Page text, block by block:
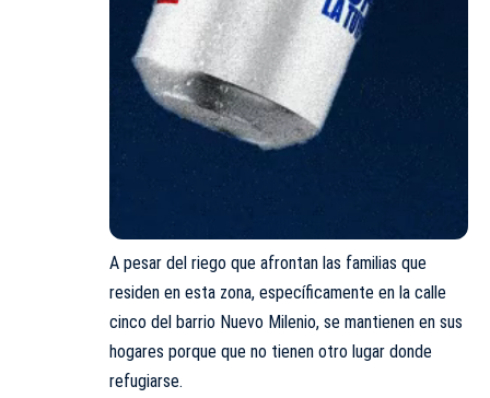
A pesar del riego que afrontan las familias que
residen en esta zona, específicamente en la calle
cinco del barrio Nuevo Milenio, se mantienen en sus
hogares porque que no tienen otro lugar donde
refugiarse.